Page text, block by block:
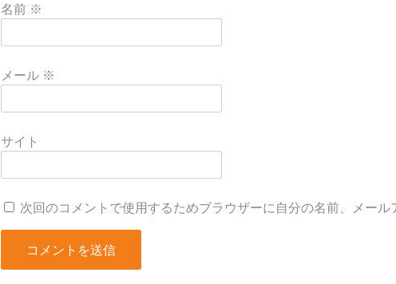
名前 ※
メール ※
サイト
次回のコメントで使用するためブラウザーに自分の名前、メール